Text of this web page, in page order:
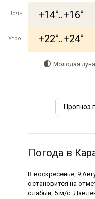
Ночь +14°..+16°
Утро +22°..+24°
Молодая луна
Прогноз
Погода в
В воскресенье, 9
остановится на
слабый, 5 м/с.